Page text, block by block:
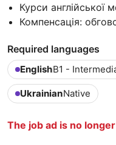
Курси англійської
Компенсація:
Required languages
EnglishB1 -
UkrainianNative
The job ad is no